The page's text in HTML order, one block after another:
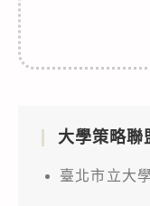
大學策略聯
臺北市立大學